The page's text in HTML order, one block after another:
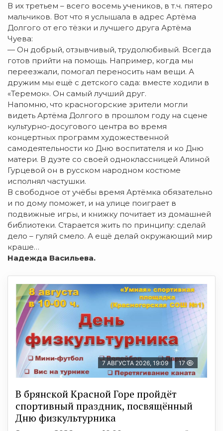
В их третьем – всего восемь учеников, в т.ч. пятеро
мальчиков. Вот что я услышала в адрес Артёма
Долгого от его тёзки и лучшего друга Артёма
Чуева:
— Он добрый, отзывчивый, трудолюбивый. Всегда
готов прийти на помощь. Например, когда мы
переезжали, помогал переносить нам вещи. А
дружим мы ещё с детского сада: вместе ходили в
«Теремок». Он самый лучший друг.
Напомню, что красногорские зрители могли
видеть Артёма Долгого в прошлом году на сцене
культурно-досугового центра во время
концертных программ художественной
самодеятельности ко Дню воспитателя и ко Дню
матери. В дуэте со своей одноклассницей Алиной
Гурцевой он в русском народном костюме
исполнял частушки.
В свободное от учёбы время Артёмка обязательно
и по дому поможет, и на улице поиграет в
подвижные игры, и книжку почитает из домашней
библиотеки. Старается жить по принципу: сделай
дело – гуляй смело. А ещё делай окружающий мир
краше…
Надежда Васильева.
7 АВГУСТА 2026, 19:09 17
В брянской Красной Горе пройдёт
спортивный праздник, посвящённый
Дню физкультурника